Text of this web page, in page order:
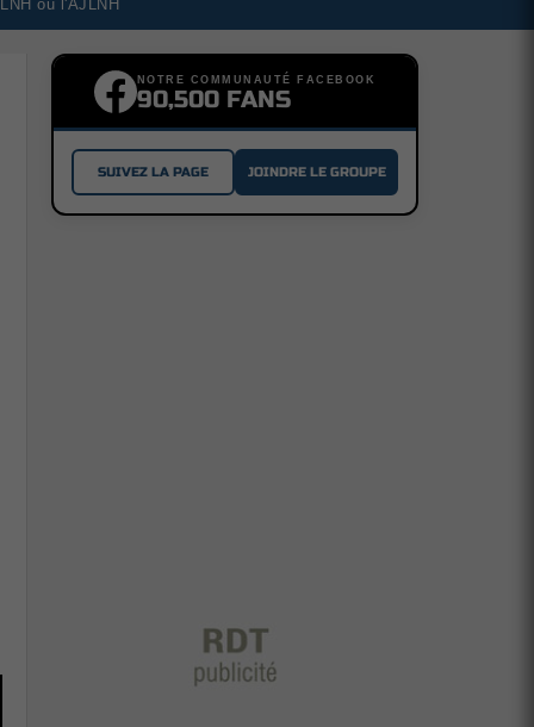
ou l'AJLNH
NOTRE COMMUNAUTÉ FACEBOOK
90,500 FANS
SUIVEZ LA PAGE JOINDRE LE GROUPE